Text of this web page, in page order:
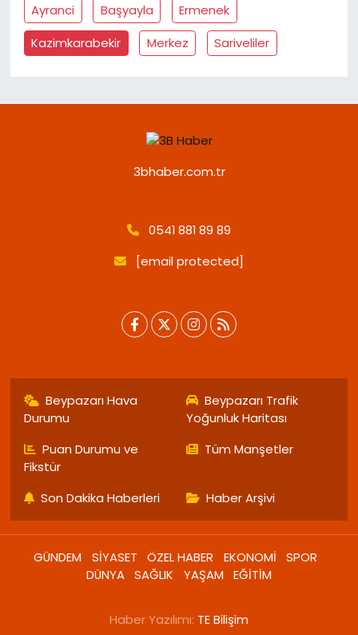
Ayranci Başyayla
Ermenek
Kazimkarabekir
Merkez Sariveliler
3bhaber.com.tr
0541 881 89 89
[email protected]
Beypazarı Hava
Durumu
Beypazarı Trafik
Yoğunluk Haritası
Puan Durumu ve
Fikstür
Tüm Manşetler
Son Dakika Haberleri Haber Arşivi
GÜNDEM SİYASET ÖZEL HABER EKONOMİ
SPOR
DÜNYA SAĞLIK YAŞAM EĞİTİM
Haber Yazılımı: TE Bilişim